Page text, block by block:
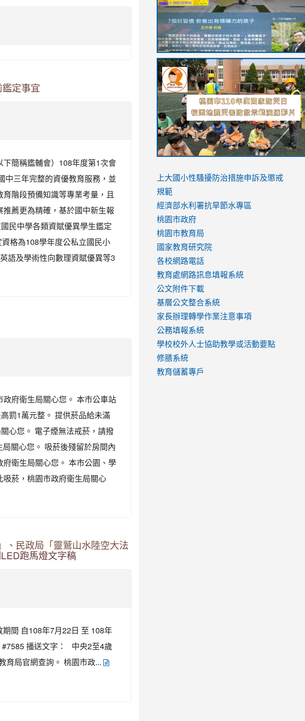
定事宜
簡稱鑑輔會）108年度第1次會
中三年完整的資優教育服務，並
階段預備知識等專業考量，且
薦更為精確，基於國中新生報
民中學各類資賦優異學生鑑定
格為108學年度公私立國民小
語及學術性向數理資賦優異等3
府衛生局關心您。 本市公車站
罰1萬元整。 提供菸品給未滿
心您。 電子煙無法戒菸，請撥
關心您。 吸菸後殘留於房間內
衛生局關心您。 本市公園、學
菸，桃園市政府衛生局關心
、民政局「靈鷲山水陸空大法
跑馬燈文字稿
間 自108年7月22日 至 108年
播送文字： 中央2至4歲
育局官網查詢。 桃園市政...
link
to
https://sites.google.com/stes.tyc.edu.tw/
link
to
https://drive.google.com/file/d/
usp=sharing
link
to
https://youtu.be/jJOMVWY3-
8M
link
to
https://drive.google.com/file/d/
usp=sharing
to
https://www.youtube.com/watch?
v=hC_gdZndU9s
to
https://www.youtube.com/watch?
v=hC_gdZndU9s
link
to
https://www.youtube.com/watch?
v=mfpNykQ0g4M
上大國小性騷擾防治措施申訴及懲戒
規範
經濟部水利署抗旱節水專區
桃園市政府
桃園市教育局
國家教育研究院
各校網路電話
教育處網路訊息填報系統
公文附件下載
基層公文整合系統
家長辦理轉學作業注意事項
公務填報系統
學校校外人士協助教學或活動要點
修膳系統
教育儲蓄專戶